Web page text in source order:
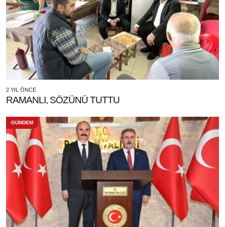
2 YIL ÖNCE
RAMANLI, SÖZÜNÜ TUTTU
GÜNDEM